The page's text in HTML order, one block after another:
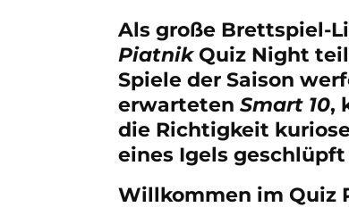
Als große Brettspiel-
PiatnikQuiz Night
Spiele der Saison
erwarteten Smart 10,
die Richtigkeit
eines Igels
Willkommen im Quiz